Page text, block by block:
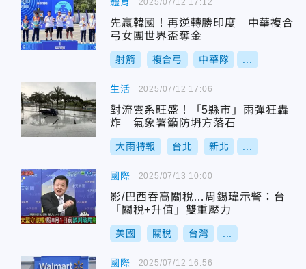
先贏韓國！再逆轉勝印度 中華複合
弓女團世界盃奪金
射箭 複合弓 中華隊
生活
對流雲系旺盛！「5縣市」雨彈狂轟
炸 氣象署籲防坍方落石
大雨特報 台北 新北
2025/07/12 17:06
國際
影/巴西吞高關稅…周錫瑋示警：台
「關稅+升值」雙重壓力
美國 關稅 台灣
2025/07/13 10:00
國際 2025/07/12 16:56